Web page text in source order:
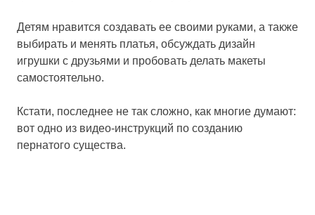
Детям нравится создавать ее своими руками, а также
выбирать и менять платья, обсуждать дизайн
игрушки с друзьями и пробовать делать макеты
самостоятельно.
Кстати, последнее не так сложно, как многие думают:
вот одно из видео-инструкций по созданию
пернатого существа.